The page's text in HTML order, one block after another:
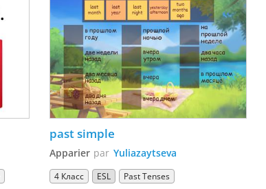
past simple
Apparier par Yuliazaytseva
4 Класс ESL Past Tenses